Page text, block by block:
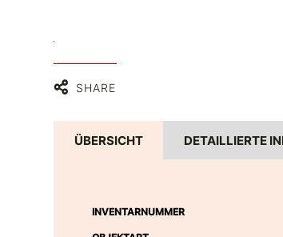
SHARE
ÜBERSICHT DETAILLIERTE
INVENTARNUMMER